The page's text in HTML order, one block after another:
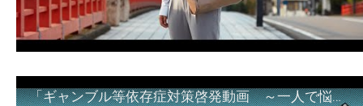
「ギャンブル等依存症対策啓発動画 ～一人で悩まず、家族で悩まず、まず！相談機関へ～」